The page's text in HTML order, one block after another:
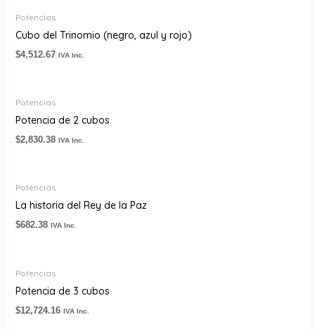
Potencias
Cubo del Trinomio (negro, azul y rojo)
$4,512.67 IVA Inc.
Potencias
Potencia de 2 cubos
$2,830.38 IVA Inc.
Potencias
La historia del Rey de la Paz
$682.38 IVA Inc.
Potencias
Potencia de 3 cubos
$12,724.16 IVA Inc.